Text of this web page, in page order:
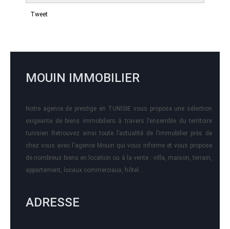
Tweet
MOUIN IMMOBILIER
Notre agence de prestige en TUNISIE vous propose une sélection
exigeante de biens immobiliers à travers l’ensemble du territoire
tunisien Retrouvez ainsi toute l’actualité de l’immobilier près de
chez vous avec l'agence Mouin qui vous informe et vous propose
de nombreux biens en location ou à la vente : villa, maison, terrain,
appartement, locaux commerciaux, hôtel….
ADRESSE